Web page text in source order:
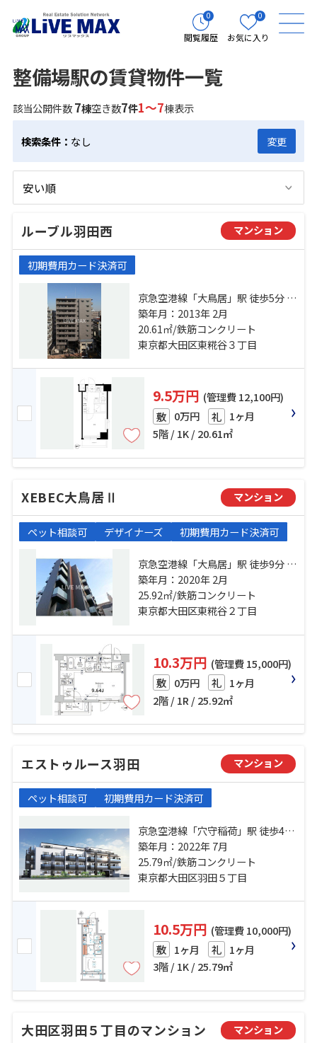
0
閲覧履歴
0
お気に入り
整備場駅の賃貸物件一覧
該当公開件数7棟空き数7件1～7棟表示
検索条件： なし 変更
ルーブル羽田西 マンション
初期費用カード決済可
京急空港線「大鳥居」駅 徒歩5分 京
急空港線「穴守稲荷」駅 徒歩5分 東
京モノレール「整備場」駅 徒歩14
分
築年月：2013年 2月
20.61㎡/鉄筋コンクリート
東京都大田区東糀谷３丁目
9.5万円 (管理費 12,100円)
敷 0万円 礼 1ヶ月
5階 / 1K / 20.61㎡
XEBEC大鳥居Ⅱ マンション
ペット相談可 デザイナーズ 初期費用カード決済可
京急空港線「大鳥居」駅 徒歩9分 京
急空港線「糀谷」駅 徒歩18分 東京
モノレール「整備場」駅 徒歩19分
築年月：2020年 2月
25.92㎡/鉄筋コンクリート
東京都大田区東糀谷２丁目
10.3万円 (管理費 15,000円)
敷 0万円 礼 1ヶ月
2階 / 1R / 25.92㎡
エストゥルース羽田 マンション
ペット相談可 初期費用カード決済可
京急空港線「穴守稲荷」駅 徒歩4分
京急空港線「天空橋」駅 徒歩6分 東
京モノレール「整備場」駅 徒歩12
分
築年月：2022年 7月
25.79㎡/鉄筋コンクリート
東京都大田区羽田５丁目
10.5万円 (管理費 10,000円)
敷 1ヶ月 礼 1ヶ月
3階 / 1K / 25.79㎡
大田区羽田５丁目のマンション マンション